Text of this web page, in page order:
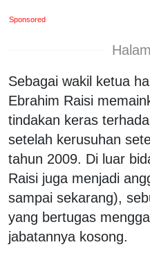
Sponsored
Sebagai wakil ketua
Ebrahim Raisi
tindakan keras
setelah kerusuhan
tahun 2009. Di luar
Raisi juga menjadi
sampai sekarang),
yang bertugas
jabatannya kosong.